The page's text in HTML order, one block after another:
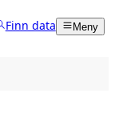
Finn data Meny